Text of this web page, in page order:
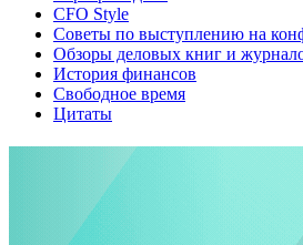
CFO Style
Советы по выступлению на
Обзоры деловых книг и
История финансов
Свободное время
Цитаты